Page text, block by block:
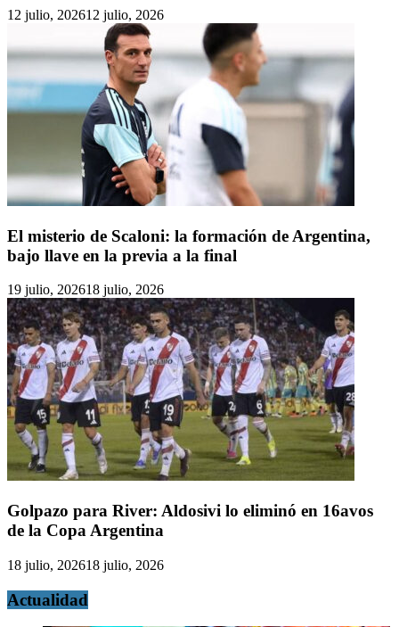
12 julio, 202612 julio, 2026
El misterio de Scaloni: la formación de Argentina,
bajo llave en la previa a la final
19 julio, 202618 julio, 2026
Golpazo para River: Aldosivi lo eliminó en 16avos
de la Copa Argentina
18 julio, 202618 julio, 2026
Actualidad